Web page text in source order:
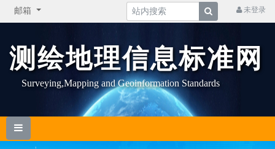
邮箱 未登录
测绘地理信息标准网
Surveying,Mapping and Geoinformation Standards